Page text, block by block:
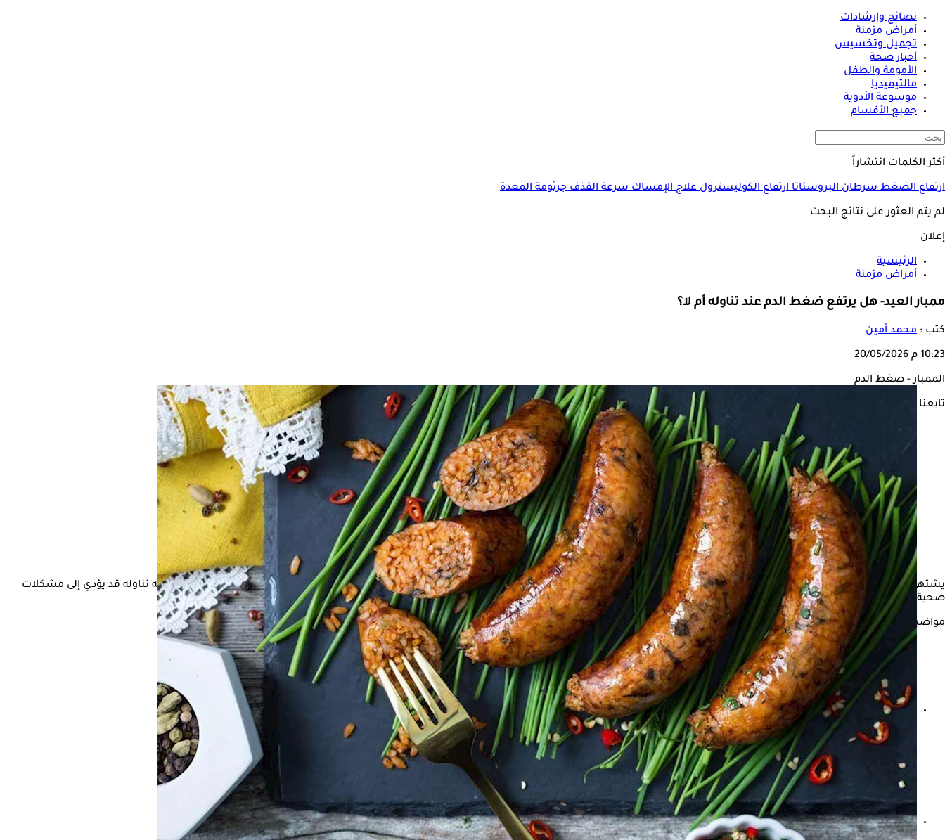
نصائح وإرشادات
أمراض مزمنة
تجميل وتخسيس
أخبار صحة
الأمومة والطفل
مالتيميديا
موسوعة الأدوية
جميع الأقسام
أكثر الكلمات انتشاراً
ارتفاع الضغطسرطان البروستاتاارتفاع الكوليسترولعلاج الإمساكسرعة القذفجرثومة المعدة
لم يتم العثور على نتائج البحث
إعلان
الرئيسية
أمراض مزمنة
ممبار العيد- هل يرتفع ضغط الدم عند تناوله أم لا؟
كتب : محمد أمين
10:23 م 20/05/2026
الممبار - ضغط الدم
تابعنا على
يشتهي العديد من الناس تناول حلويات اللحوم في العيد الأضحى، منها الممبارهذه الأكلة التي يهواها البعض، نظرًا لمذاقه وما يحتوي عليه من خلطة أرز يفضلها البعض، إلا أنه تناوله قد يؤدي إلى مشكلات
صحية.
مواضيع ذات صلة
هبوط ضغط الدم المفاجئ.. إليك أسبابه وطرق التخلص منه